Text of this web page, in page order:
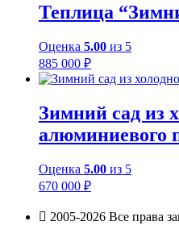
Теплица
Оценка 5.00 из 5
885 000 ₽
Зимний сад из
алюминиевого
Оценка 5.00 из 5
670 000 ₽
2005-2026 Все права